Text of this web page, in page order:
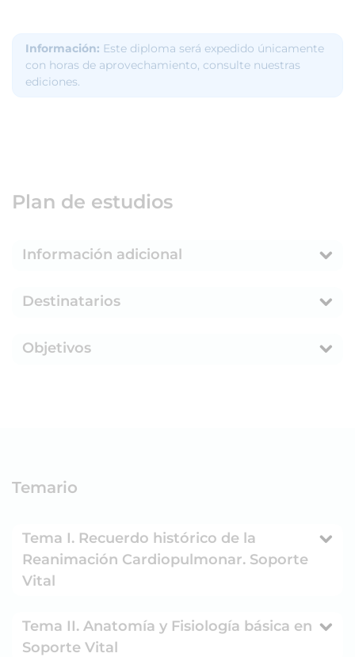
Información: Este diploma será expedido únicamente
con horas de aprovechamiento, consulte nuestras
ediciones.
Plan de estudios
Información adicional
Destinatarios
Objetivos
Temario
Tema I. Recuerdo histórico de la
Reanimación Cardiopulmonar. Soporte
Vital
Tema II. Anatomía y Fisiología básica en
Soporte Vital